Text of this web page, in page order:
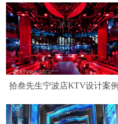
拾叁先生宁波店KTV设计案例